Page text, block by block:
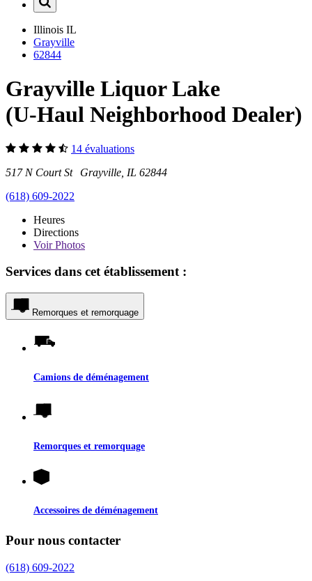
Illinois IL
Grayville
62844
Grayville Liquor Lake
(U-Haul Neighborhood Dealer)
14 évaluations
517 N Court St Grayville, IL 62844
(618) 609-2022
Heures
Directions
VoirPhotos
Services dans cet établissement :
Remorques et remorquage
Camions de déménagement
Remorques et remorquage
Accessoires de déménagement
Pour nous contacter
(618) 609-2022